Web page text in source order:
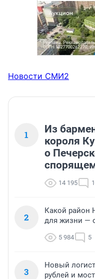
Новости СМИ2
1
Из
короля
о
14 195
2
Какой район
для жизни —
5 984 5
3
Новый
рублей и